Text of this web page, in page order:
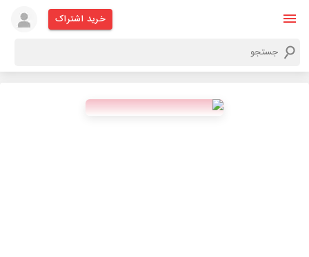
خرید اشتراک